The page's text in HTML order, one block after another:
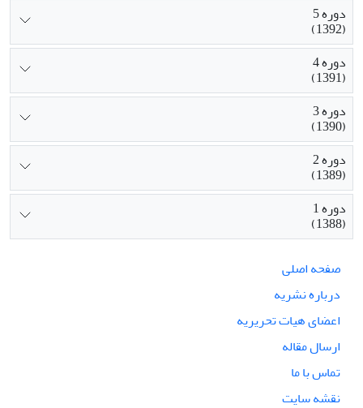
دوره 5
(1392)
دوره 4
(1391)
دوره 3
(1390)
دوره 2
(1389)
دوره 1
(1388)
صفحه اصلی
درباره نشریه
اعضای هیات تحریریه
ارسال مقاله
تماس با ما
نقشه سایت